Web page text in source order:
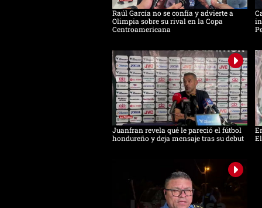
Raúl García no se confía y advierte a
Olimpia sobre su rival en la Copa
Centroamericana
Juanfran revela qué le pareció el fútbol
hondureño y deja mensaje tras su debut